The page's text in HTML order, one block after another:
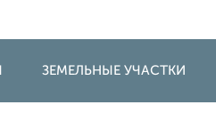
ЗЕМЕЛЬНЫЕ УЧАСТКИ